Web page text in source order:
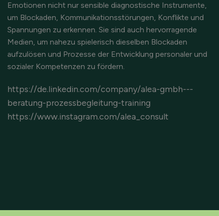
Emotionen nicht nur sensible diagnostische Instrumente,
um Blockaden, Kommunikationsstörungen, Konflikte und
Spannungen zu erkennen. Sie sind auch hervorragende
Medien, um nahezu spielerisch dieselben Blockaden
aufzulösen und Prozesse der Entwicklung personaler und
sozialer Kompetenzen zu fördern.
https://de.linkedin.com/company/alea-gmbh---
beratung-prozessbegleitung-training
https://www.instagram.com/alea_consult